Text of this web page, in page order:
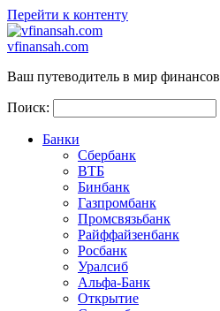
Перейти к контенту
vfinansah.com
Ваш путеводитель в мир финансов
Поиск:
Банки
Сбербанк
ВТБ
Бинбанк
Газпромбанк
Промсвязьбанк
Райффайзенбанк
Росбанк
Уралсиб
Альфа-Банк
Открытие